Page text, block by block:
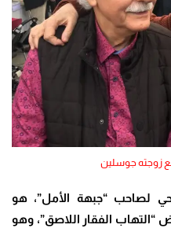
زوجته جوسلين
لصاحب “جبهة الأمل”، هو
“التهاب الفقار اللاصق”، وهو